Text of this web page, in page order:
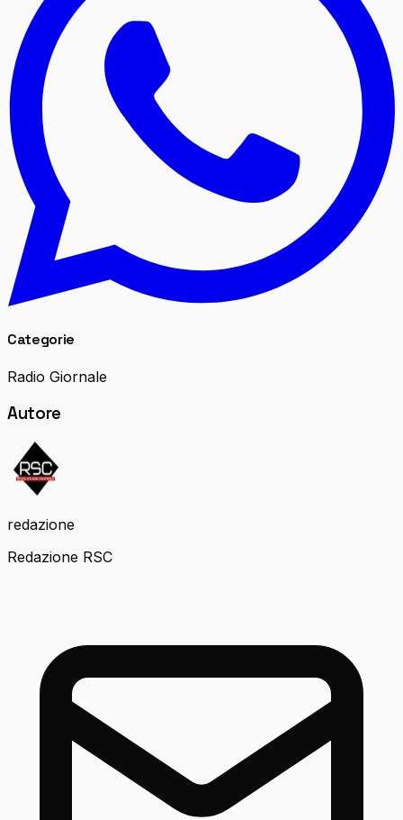
Categorie
Radio Giornale
Autore
redazione
Redazione RSC